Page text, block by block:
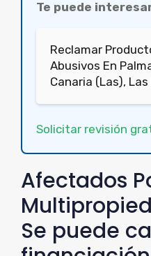
Te puede
Reclamar
Abusivos En
Canaria (Las),
Solicitar revisión
Afectados
Se puede